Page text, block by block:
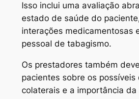
Isso inclui uma avaliação
estado de saúde do
interações medicamentosas
pessoal de tabagismo.
Os prestadores também
pacientes sobre os possíveis
colaterais e a importância da